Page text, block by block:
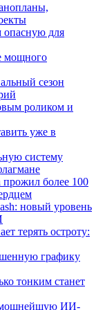
для
мощного
сезон
роликом и
уже в
систему
более 100
новый уровень
терять остроту:
графику
тонким станет
мощнейшую ИИ-